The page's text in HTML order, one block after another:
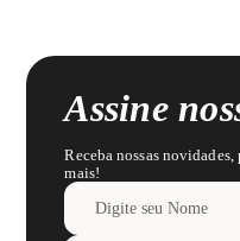
Assine
Receba nossas
mais!